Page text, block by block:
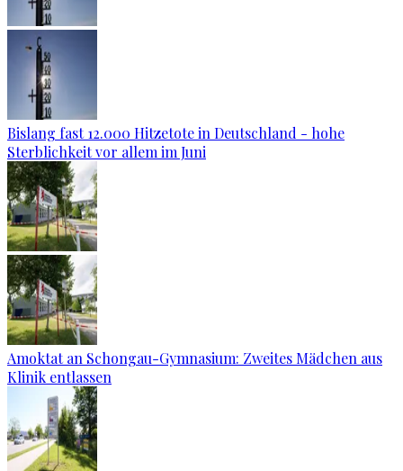
Bislang fast 12.000 Hitzetote in Deutschland - hohe
Sterblichkeit vor allem im Juni
Amoktat an Schongau-Gymnasium: Zweites Mädchen aus
Klinik entlassen